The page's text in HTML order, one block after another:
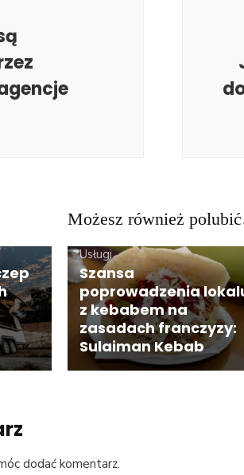
Możesz również
Usługi
Szansa
poprowadzenia
z kebabem na
zasadach franczyzy:
Sulaiman Kebab
dodać komentarz.